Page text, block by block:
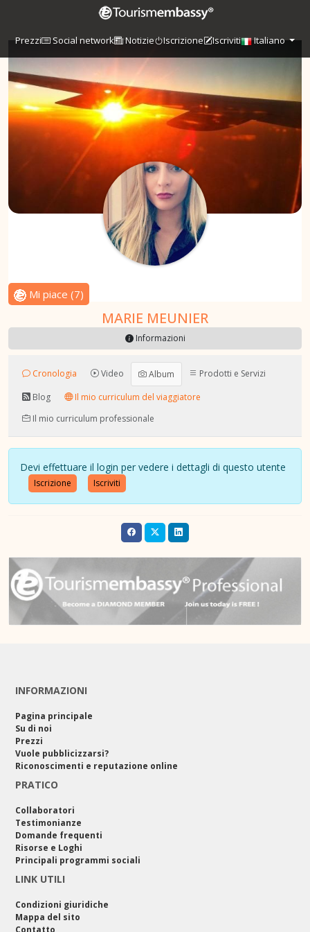
Prezzi Social network Notizie Iscrizione Iscriviti Italiano
Mi piace (7)
MARIE MEUNIER
Informazioni
Cronologia Video Album
Prodotti e Servizi
Blog
Il mio curriculum del viaggiatore
Il mio curriculum professionale
Devi effettuare il login per vedere i dettagli di questo utente
Iscrizione Iscriviti
INFORMAZIONI
Pagina principale
Su di noi
Prezzi
Vuole pubblicizzarsi?
Riconoscimenti e reputazione online
PRATICO
Collaboratori
Testimonianze
Domande frequenti
Risorse e Loghi
Principali programmi sociali
LINK UTILI
Condizioni giuridiche
Mappa del sito
Contatto